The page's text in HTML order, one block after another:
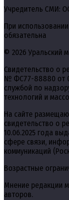
Учредитель СМИ:
При
обязательна
© 2026 Уральский
Свидетельство о
№ ФС77-88880 от
службой по
технологий и
На сайте
свидетельство о
10.06.2025 года
сфере связи,
коммуникаций
Возрастные
Мнение редакции
авторов.